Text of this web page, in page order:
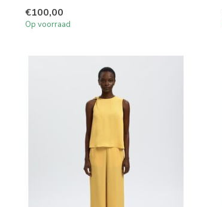
€100,00
Op voorraad